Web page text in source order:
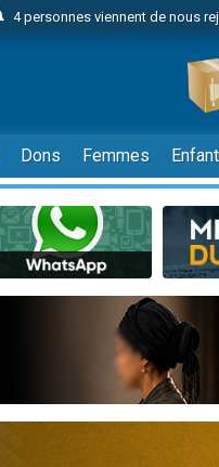
4 personnes viennent de nous
Odaya vient de donner son
3 personnes viennent de
3 personnes viennent de
13 personnes viennent de
2 personnes viennent de nous
30 personnes viennent de
Il reste 49 places pour
12 nouvelles musiques
3 personnes viennent de nous
2 personnes viennent de nous
3 personnes viennent de nous
Dons Femmes